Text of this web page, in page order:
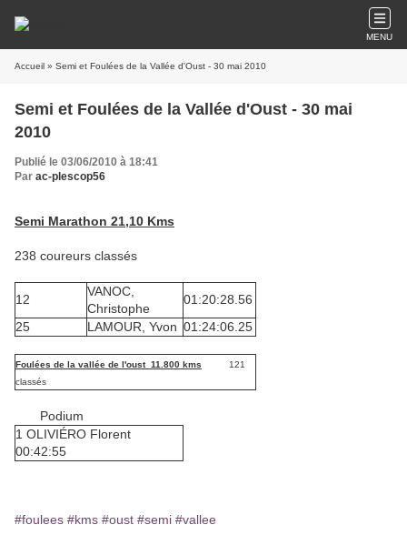
MENU
Accueil » Semi et Foulées de la Vallée d'Oust - 30 mai 2010
Semi et Foulées de la Vallée d'Oust - 30 mai
2010
Publié le 03/06/2010 à 18:41
Par ac-plescop56
Semi Marathon 21,10 Kms
238 coureurs classés
12
VANOC,
Christophe
01:20:28.56
25
LAMOUR, Yvon 01:24:06.25
Foulées de la vallée de l'oust 11.800 kms
121
classés
Podium
1 OLIVIÉRO Florent
00:42:55
#foulees #kms #oust #semi #vallee